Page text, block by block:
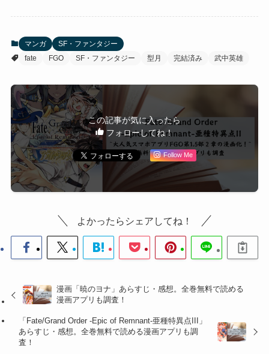
マンガ
SF・ファンタジー
fate
FGO SF・ファンタジー 型月 完結済み 武中英雄
この記事が気に入ったら
フォローしてね！
Follow Me
よかったらシェアしてね！
漫画「暁のヨナ」あらすじ・感想。全巻無料で読める
漫画アプリも調査！
「Fate/Grand Order -Epic of Remnant-亜種特異点III」
あらすじ・感想。全巻無料で読める漫画アプリも調
査！